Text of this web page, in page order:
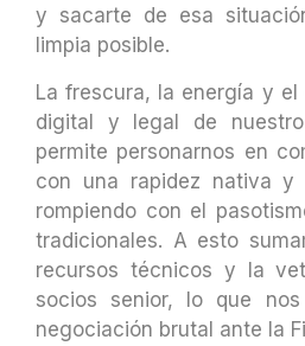
y sacarte de esa
limpia posible.
La frescura, la energía y el
digital y legal de
permite personarnos en
con una rapidez nativa y
rompiendo con el
tradicionales. A esto
recursos técnicos y la
socios senior, lo que
negociación brutal ante la